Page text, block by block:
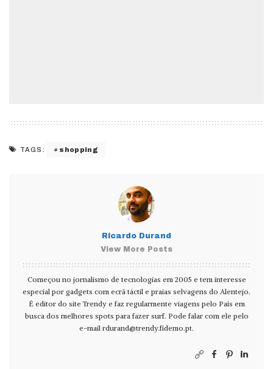
TAGS: shopping
Ricardo Durand
View More Posts
Começou no jornalismo de tecnologias em 2005 e tem interesse
especial por gadgets com ecrã táctil e praias selvagens do Alentejo.
É editor do site Trendy e faz regularmente viagens pelo País em
busca dos melhores spots para fazer surf. Pode falar com ele pelo
e-mail rdurand@trendy.fidemo.pt.